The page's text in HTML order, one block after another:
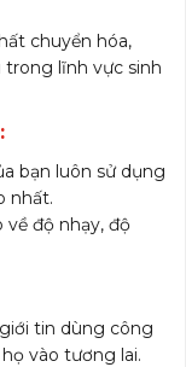
chuyển hóa,
lĩnh vực sinh
bạn luôn sử dụng
nhất.
độ nhạy, độ
tin dùng công
vào tương lai.